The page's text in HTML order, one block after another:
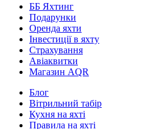
ББ Яхтинг
Подарунки
Оренда яхти
Інвестиції в яхту
Страхування
Авіаквитки
Магазин AQR
Блог
Вітрильний табір
Кухня на яхті
Правила на яхті